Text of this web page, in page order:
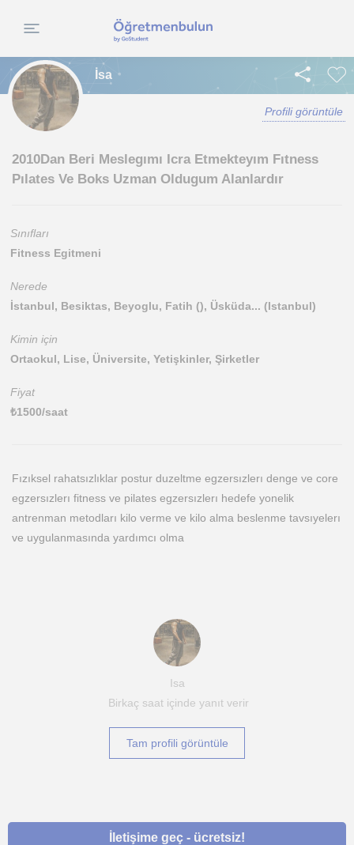
İsa
Profili görüntüle
2010Dan Beri Meslegımı Icra Etmekteyım Fıtness
Pılates Ve Boks Uzman Oldugum Alanlardır
Sınıfları
Fitness Egitmeni
Nerede
İstanbul, Besiktas, Beyoglu, Fatih (), Üsküda... (Istanbul)
Kimin için
Ortaokul, Lise, Üniversite, Yetişkinler, Şirketler
Fiyat
₺1500/saat
Fızıksel rahatsızlıklar postur duzeltme egzersızlerı denge ve core
egzersızlerı fitness ve pilates egzersızlerı hedefe yonelik
antrenman metodları kilo verme ve kilo alma beslenme tavsıyelerı
ve uygulanmasında yardımcı olma
Isa
Birkaç saat içinde yanıt verir
Tam profili görüntüle
İletişime geç - ücretsiz!